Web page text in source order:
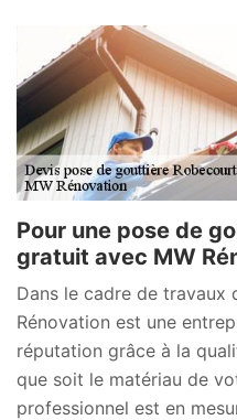
Pour une pose de
gratuit avec MW
Dans le cadre de travaux
Rénovation est une
réputation grâce à la
que soit le matériau de
professionnel est en